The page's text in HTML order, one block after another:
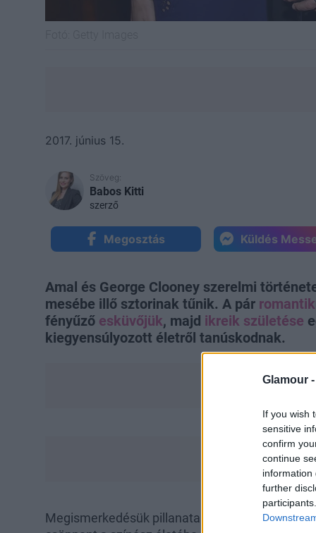
Glamour -
If you wish
sensitive
confirm
continue
information
further
2017. június 15.
Szöveg:
Babos Kitti
szerző
Megosztás Küldés
Amal és George Clooney szerelmi
mesébe illő sztorinak tűnik. A pár
fényűző esküvőjük, majd ikreik születése
kiegyensúlyozott életről tanúskodnak.
Megismerkedésük pillanatairól azonban nem